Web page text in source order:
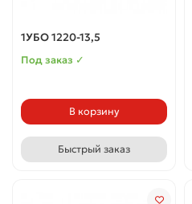
1УБО 1220-13,5
Под заказ ✓
В корзину
Быстрый заказ